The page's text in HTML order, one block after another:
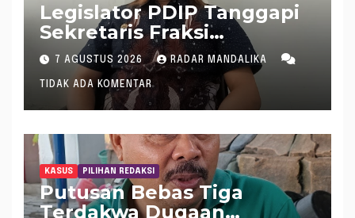
Legislator PDIP Tanggapi
Sekretaris Fraksi
Demokrat : WTP Bukan
Tameng Menolak Audit
Dana Pergeseran BTT Rp
484 Miliar
7 AGUSTUS 2026 RADAR MANDALIKA
TIDAK ADA KOMENTAR
KASUS PILIHAN REDAKSI
Putusan Bebas Tiga
Terdakwa Dugaan